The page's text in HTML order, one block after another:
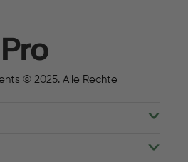
© 2025. Alle Rechte